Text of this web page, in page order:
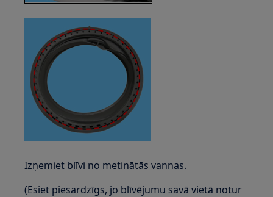
Izņemiet blīvi no metinātās vannas.
(Esiet piesardzīgs, jo blīvējumu savā vietā notur